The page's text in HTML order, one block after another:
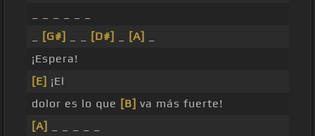
[G#] [D#] [A]
¡Espera!
[E] ¡El
dolor es lo que [B] va más fuerte!
[A]